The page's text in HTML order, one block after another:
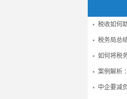
税收如何
税务局总
如何将税
案例解析
中企要减